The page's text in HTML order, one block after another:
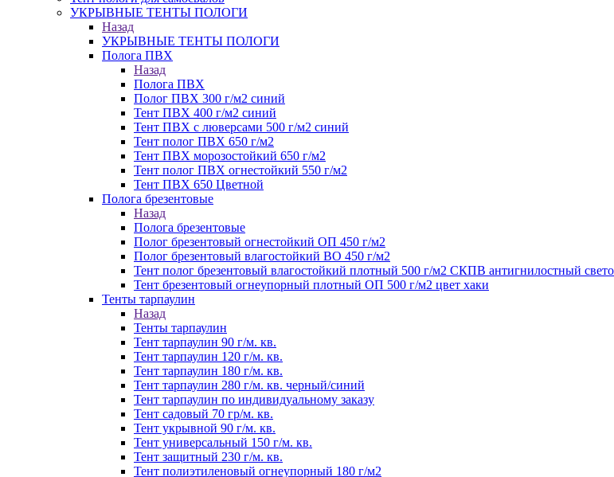
УКРЫВНЫЕ ТЕНТЫ ПОЛОГИ
Назад
УКРЫВНЫЕ ТЕНТЫ ПОЛОГИ
Полога ПВХ
Назад
Полога ПВХ
Полог ПВХ 300 г/м2 синий
Тент ПВХ 400 г/м2 синий
Тент ПВХ с люверсами 500 г/м2 синий
Тент полог ПВХ 650 г/м2
Тент ПВХ морозостойкий 650 г/м2
Тент полог ПВХ огнестойкий 550 г/м2
Тент ПВХ 650 Цветной
Полога брезентовые
Назад
Полога брезентовые
Полог брезентовый огнестойкий ОП 450 г/м2
Полог брезентовый влагостойкий ВО 450 г/м2
Тент полог брезентовый влагостойкий плотный 500 г/м2 СКПВ антигнилостный
Тент брезентовый огнеупорный плотный ОП 500 г/м2 цвет хаки
Тенты тарпаулин
Назад
Тенты тарпаулин
Тент тарпаулин 90 г/м. кв.
Тент тарпаулин 120 г/м. кв.
Тент тарпаулин 180 г/м. кв.
Тент тарпаулин 280 г/м. кв. черный/синий
Тент тарпаулин по индивидуальному заказу
Тент садовый 70 гр/м. кв.
Тент укрывной 90 г/м. кв.
Тент универсальный 150 г/м. кв.
Тент защитный 230 г/м. кв.
Тент полиэтиленовый огнеупорный 180 г/м2